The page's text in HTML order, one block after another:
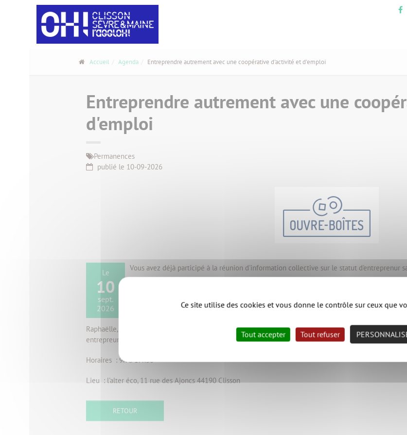
Accueil Agenda Entreprendre autrement avec une coopérative d'activité et d'emploi
Entreprendre autrement avec une
d'emploi
Permanences
publié le 10-09-2026
Le
10
sept.
2026
Vous avez déjà participé à la réunion d'information collective sur le statut d'entreprenur
Vous souhaitez discuter de votre projet avec la chargée d'accompagnement de l'Ouvre-
Planifiez un RDV diagnostic au 02 28 21 65 10.
Raphaëlle, chargée d'accompagnement, y assurera un accompagnement individuel des
entrepreuneur·e·s, ainsi qu'une mission d'information à l’entrepreneuriat coopératif : https://www.ouvre-
Horaires : 9h à 17h30
Lieu : l'alter éco, 11 rue des Ajoncs 44190 Clisson
RETOUR
Panneau de gestion des cookies
Ce site utilise des cookies et vous donne le contrôle sur ceux que
Tout accepter Tout refuser